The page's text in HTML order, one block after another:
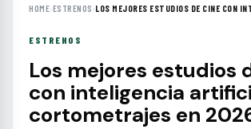
HOME›ESTRENOS ›LOS MEJORES ESTUDIOS DE CINE CON
ESTRENOS
Los mejores estudios
con inteligencia
cortometrajes en